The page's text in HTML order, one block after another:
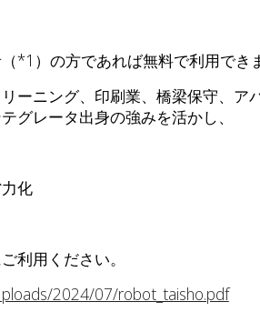
*1）の方であれば無料で利用でき
ーニング、印刷業、橋梁保守、
グレータ出身の強みを活かし、
化
利用ください。
2024/07/robot_taisho.pdf